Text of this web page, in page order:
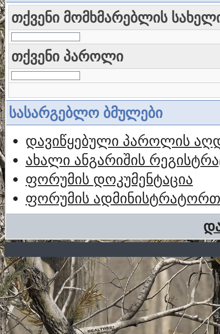
თქვენი მომხმარებლის
თქვენი პაროლი
სასარგებლო ბმულები
დავიწყებული პაროლის
ახალი ანგარიშის
ფორუმის დოკუმენტაცია
ფორუმის